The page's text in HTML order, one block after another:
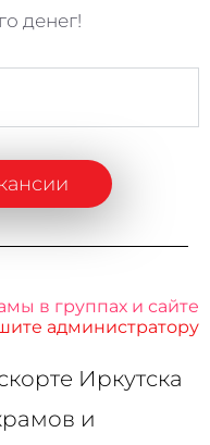
денег!
в группах и сайте
администратору
Иркутска
и